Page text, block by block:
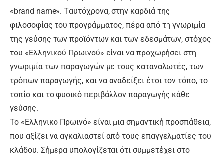
«brand name». Tαυτόχρονα, στην καρδιά της
φιλοσοφίας του προγράμματος, πέρα από τη γνωριμία
της γεύσης των προϊόντων και των εδεσμάτων, στόχος
του «Ελληνικού Πρωινού» είναι να προχωρήσει στη
γνωριμία των παραγωγών με τους καταναλωτές, των
τρόπων παραγωγής, και να αναδείξει έτσι τον τόπο, το
τοπίο και το φυσικό περιβάλλον παραγωγής κάθε
γεύσης.
Το «Ελληνικό Πρωινό» είναι μια σημαντική προσπάθεια,
που αξίζει να αγκαλιαστεί από τους επαγγελματίες του
κλάδου. Σήμερα υπολογίζεται ότι συμμετέχει στο